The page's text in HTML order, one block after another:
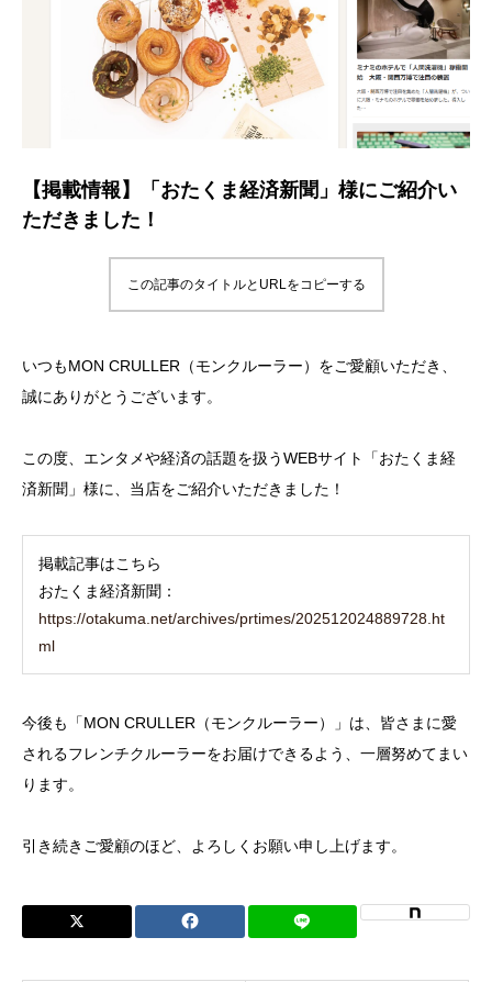
【掲載情報】「おたくま経済新聞」様にご紹介い
ただきました！
この記事のタイトルとURLをコピーする
いつもMON CRULLER（モンクルーラー）をご愛顧いただき、
誠にありがとうございます。
この度、エンタメや経済の話題を扱うWEBサイト「おたくま経
済新聞」様に、当店をご紹介いただきました！
掲載記事はこちら
おたくま経済新聞：
https://otakuma.net/archives/prtimes/202512024889728.ht
ml
今後も「MON CRULLER（モンクルーラー）」は、皆さまに愛
されるフレンチクルーラーをお届けできるよう、一層努めてまい
ります。
引き続きご愛顧のほど、よろしくお願い申し上げます。